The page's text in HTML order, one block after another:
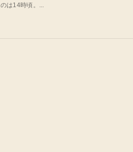
は14時頃。...